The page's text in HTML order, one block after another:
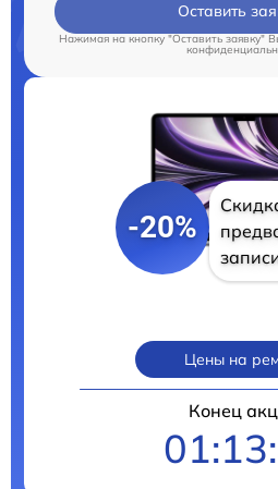
Оставить
Нажимая на кнопку "Оставить заявку"
-20%
Цены на
Конец